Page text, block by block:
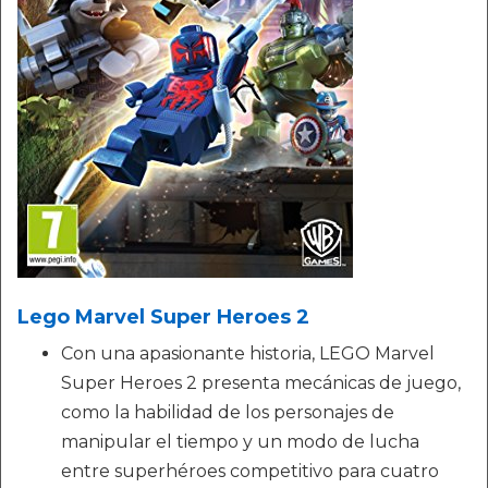
Lego Marvel Super Heroes 2
Con una apasionante historia, LEGO Marvel
Super Heroes 2 presenta mecánicas de juego,
como la habilidad de los personajes de
manipular el tiempo y un modo de lucha
entre superhéroes competitivo para cuatro